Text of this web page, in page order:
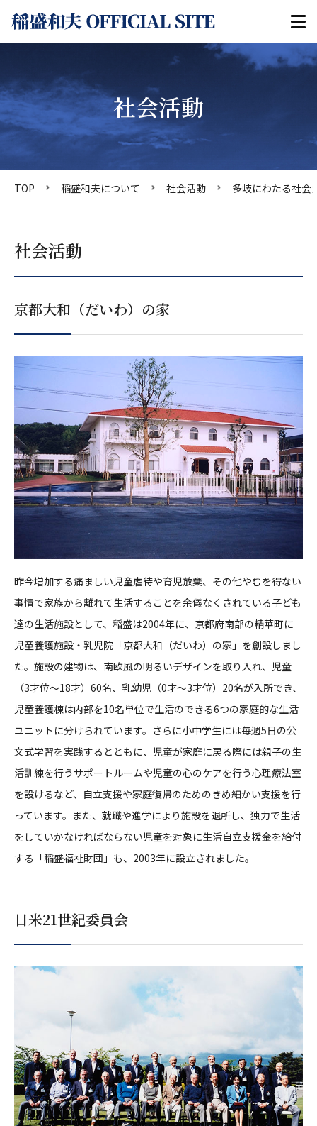
社会活動
TOP 稲盛和夫について 社会活動 多岐にわたる社会
社会活動
京都大和（だいわ）の家
昨今増加する痛ましい児童虐待や育児放棄、その他やむを得ない
事情で家族から離れて生活することを余儀なくされている子ども
達の生活施設として、稲盛は2004年に、京都府南部の精華町に
児童養護施設・乳児院「京都大和（だいわ）の家」を創設しまし
た。施設の建物は、南欧風の明るいデザインを取り入れ、児童
（3才位～18才）60名、乳幼児（0才～3才位）20名が入所でき、
児童養護棟は内部を10名単位で生活のできる6つの家庭的な生活
ユニットに分けられています。さらに小中学生には毎週5日の公
文式学習を実践するとともに、児童が家庭に戻る際には親子の生
活訓練を行うサポートルームや児童の心のケアを行う心理療法室
を設けるなど、自立支援や家庭復帰のためのきめ細かい支援を行
っています。また、就職や進学により施設を退所し、独力で生活
をしていかなければならない児童を対象に生活自立支援金を給付
する「稲盛福祉財団」も、2003年に設立されました。
日米21世紀委員会